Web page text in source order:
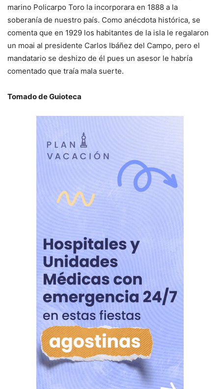
marino Policarpo Toro la incorporara en 1888 a la
soberanía de nuestro país. Como anécdota histórica, se
comenta que en 1929 los habitantes de la isla le regalaron
un moai al presidente Carlos Ibáñez del Campo, pero el
mandatario se deshizo de él pues un asesor le habría
comentado que traía mala suerte.
Tomado de Guioteca